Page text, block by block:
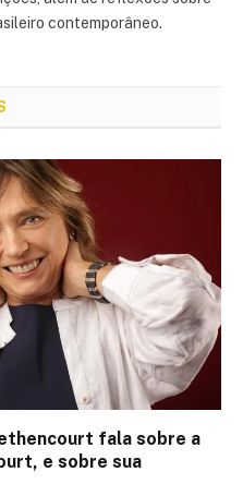
contemporâneo.
fala sobre a
e sobre sua